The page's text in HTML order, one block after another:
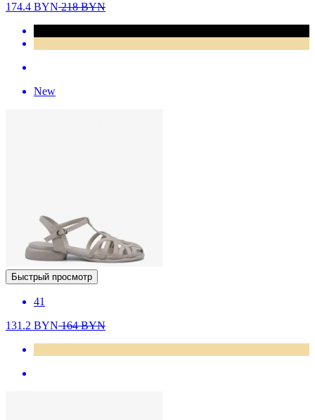
174.4 BYN218BYN
New
Быстрый просмотр
41
131.2 BYN164BYN